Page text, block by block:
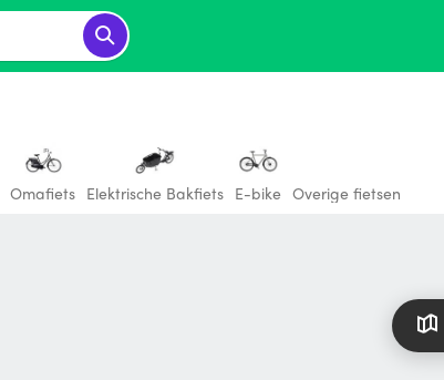
Omafiets Elektrische Bakfiets E-bike Overige fietsen